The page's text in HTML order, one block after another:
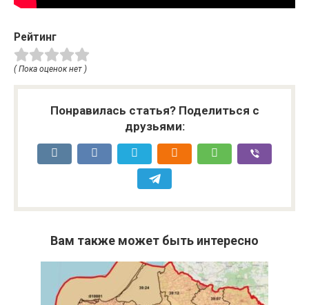
Рейтинг
( Пока оценок нет )
Понравилась статья? Поделиться с
друзьями:
Вам также может быть интересно